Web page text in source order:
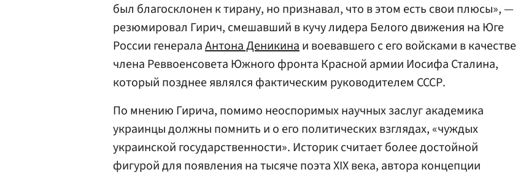
был благосклонен к тирану, но признавал, что в этом есть свои плюсы», —
резюмировал Гирич, смешавший в кучу лидера Белого движения на Юге
России генералаАнтона Деникинаи воевавшего с его войсками в качестве
члена Реввоенсовета Южного фронта Красной армии Иосифа Сталина,
который позднее являлся фактическим руководителем СССР.
По мнению Гирича, помимо неоспоримых научных заслуг академика
украинцы должны помнить и о его политических взглядах, «чуждых
украинской государственности». Историк считает более достойной
фигурой для появления на тысяче поэта XIX века, автора концепции